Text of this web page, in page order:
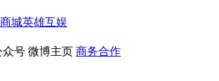
城英雄互娱
众号 微博主页 商务合作